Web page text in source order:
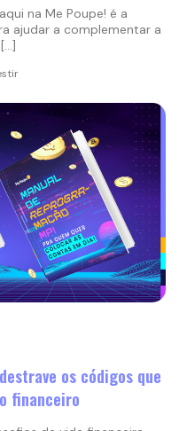
na Me Poupe! é a
ajudar a complementar a
os códigos que
financeiro